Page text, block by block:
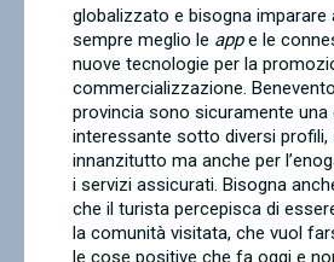
globalizzato e bisogna imparare
sempre meglio le appe le
nuove tecnologie per la
commercializzazione.
provincia sono sicuramente una
interessante sotto diversi
innanzitutto ma anche per
i servizi assicurati. Bisogna
che il turista percepisca di
la comunità visitata, che vuol
le cose positive che fa oggi e